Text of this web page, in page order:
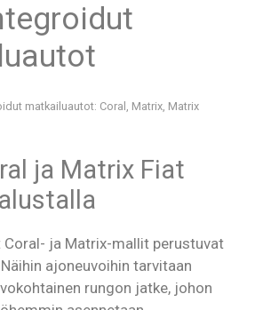
matkailuautot: Coral, Matrix, Matrix
ja Matrix Fiat
Coral- ja Matrix-mallit perustuvat
ajoneuvoihin tarvitaan
rungon jatke, johon